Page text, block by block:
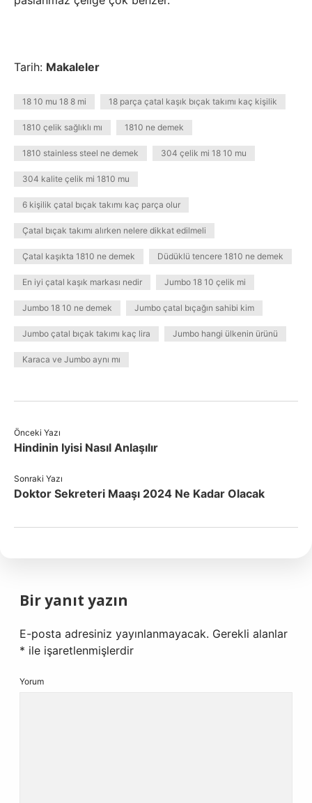
Tarih: Makaleler
18 10 mu 18 8 mi 18 parça çatal kaşık bıçak takımı kaç kişilik
1810 çelik sağlıklı mı 1810 ne demek
1810 stainless steel ne demek 304 çelik mi 18 10 mu
304 kalite çelik mi 1810 mu
6 kişilik çatal bıçak takımı kaç parça olur
Çatal bıçak takımı alırken nelere dikkat edilmeli
Çatal kaşıkta 1810 ne demek Düdüklü tencere 1810 ne demek
En iyi çatal kaşık markası nedir Jumbo 18 10 çelik mi
Jumbo 18 10 ne demek Jumbo çatal bıçağın sahibi kim
Jumbo çatal bıçak takımı kaç lira Jumbo hangi ülkenin ürünü
Karaca ve Jumbo aynı mı
Önceki Yazı
Hindinin Iyisi Nasıl Anlaşılır
Sonraki Yazı
Doktor Sekreteri Maaşı 2024 Ne Kadar Olacak
Bir yanıt yazın
E-posta adresiniz yayınlanmayacak. Gerekli alanlar
* ile işaretlenmişlerdir
Yorum